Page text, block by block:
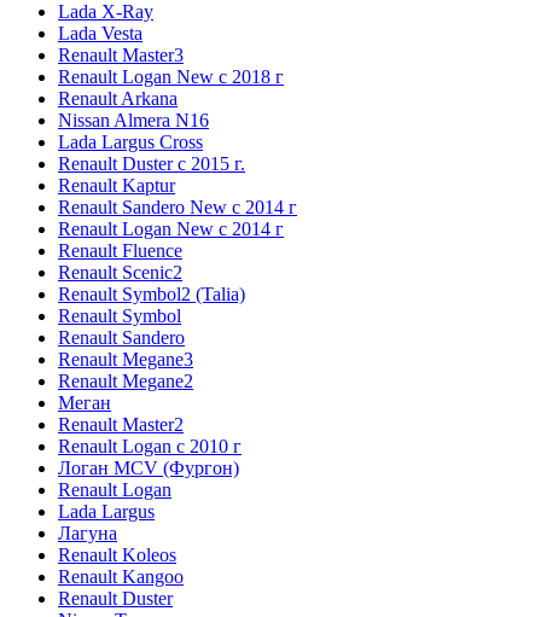
Lada X-Ray
Lada Vesta
Renault Master3
Renault Logan New с 2018 г
Renault Arkana
Nissan Almera N16
Lada Largus Cross
Renault Duster с 2015 г.
Renault Kaptur
Renault Sandero New с 2014 г
Renault Logan New с 2014 г
Renault Fluence
Renault Scenic2
Renault Symbol2 (Talia)
Renault Symbol
Renault Sandero
Renault Megane3
Renault Megane2
Меган
Renault Master2
Renault Logan c 2010 г
Логан МСV (Фургон)
Renault Logan
Lada Largus
Лагуна
Renault Koleos
Renault Kangoo
Renault Duster